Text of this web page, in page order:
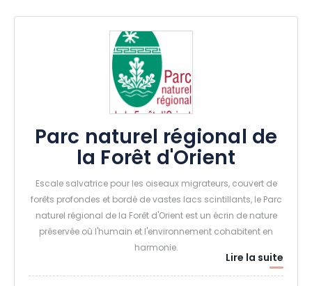
Parc naturel régional de
la Forêt d'Orient
Escale salvatrice pour les oiseaux migrateurs, couvert de
forêts profondes et bordé de vastes lacs scintillants, le Parc
naturel régional de la Forêt d'Orient est un écrin de nature
préservée où l'humain et l'environnement cohabitent en
harmonie.
Lire la suite